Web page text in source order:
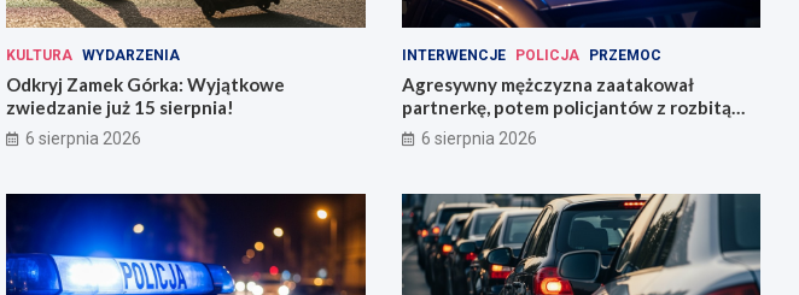
KULTURA WYDARZENIA
Odkryj Zamek Górka: Wyjątkowe
zwiedzanie już 15 sierpnia!
6 sierpnia 2026
INTERWENCJE POLICJA PRZEMOC
Agresywny mężczyzna zaatakował
partnerkę, potem policjantów z rozbitą
butelką
6 sierpnia 2026